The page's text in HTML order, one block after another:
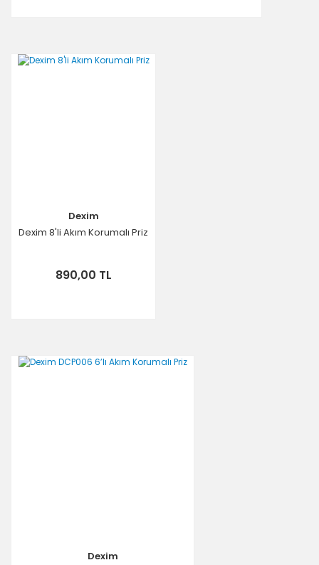
Dexim
Dexim 8'li Akım Korumalı Priz
890,00 TL
Dexim